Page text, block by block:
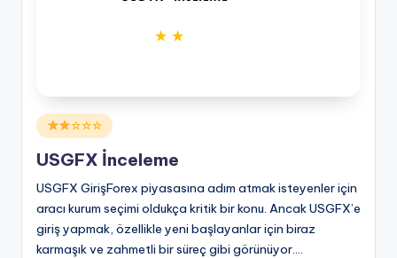
Posted
in
☆☆☆
USGFX İnceleme
USGFX GirişForex piyasasına adım atmak isteyenler için
aracı kurum seçimi oldukça kritik bir konu. Ancak USGFX’e
giriş yapmak, özellikle yeni başlayanlar için biraz
karmaşık ve zahmetli bir süreç gibi görünüyor.…